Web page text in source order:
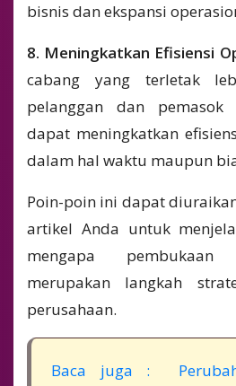
bisnis dan ekspansi
8. Meningkatkan Efisiensi
cabang yang terletak
pelanggan dan pemasok
dapat meningkatkan
dalam hal waktu maupun
Poin-poin ini dapat
artikel Anda untuk
mengapa
merupakan langkah
perusahaan.
Baca juga :